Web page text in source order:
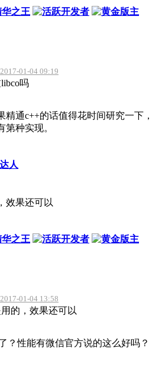
01-04 09:19
吗
通c++的话值得花时间研究一下，
种实现。
效果还可以
01-04 13:58
的，效果还可以
？性能有微信官方说的这么好吗？